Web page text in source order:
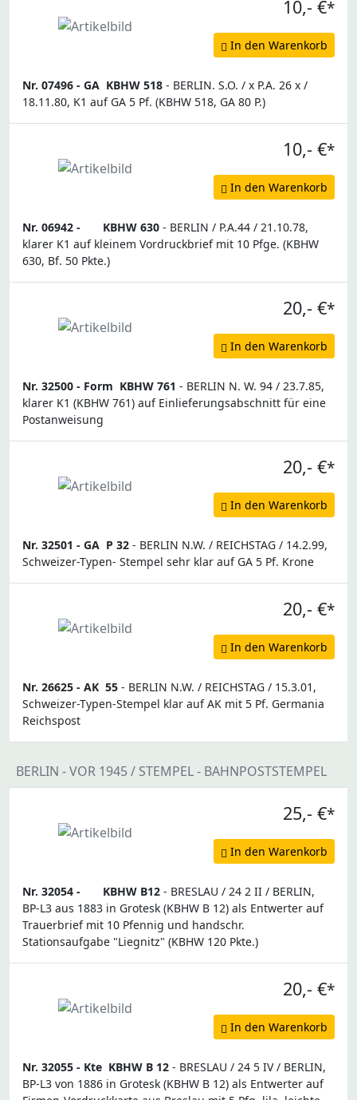
10,- €*
In den Warenkorb
Nr. 07496 - GA KBHW 518 - BERLIN. S.O. / x P.A. 26 x /
18.11.80, K1 auf GA 5 Pf. (KBHW 518, GA 80 P.)
10,- €*
In den Warenkorb
Nr. 06942 - KBHW 630 - BERLIN / P.A.44 / 21.10.78,
klarer K1 auf kleinem Vordruckbrief mit 10 Pfge. (KBHW
630, Bf. 50 Pkte.)
20,- €*
In den Warenkorb
Nr. 32500 - Form KBHW 761 - BERLIN N. W. 94 / 23.7.85,
klarer K1 (KBHW 761) auf Einlieferungsabschnitt für eine
Postanweisung
20,- €*
In den Warenkorb
Nr. 32501 - GA P 32 - BERLIN N.W. / REICHSTAG / 14.2.99,
Schweizer-Typen- Stempel sehr klar auf GA 5 Pf. Krone
20,- €*
In den Warenkorb
Nr. 26625 - AK 55 - BERLIN N.W. / REICHSTAG / 15.3.01,
Schweizer-Typen-Stempel klar auf AK mit 5 Pf. Germania
Reichspost
BERLIN - VOR 1945 / STEMPEL - BAHNPOSTSTEMPEL
25,- €*
In den Warenkorb
Nr. 32054 - KBHW B12 - BRESLAU / 24 2 II / BERLIN,
BP-L3 aus 1883 in Grotesk (KBHW B 12) als Entwerter auf
Trauerbrief mit 10 Pfennig und handschr.
Stationsaufgabe "Liegnitz" (KBHW 120 Pkte.)
20,- €*
In den Warenkorb
Nr. 32055 - Kte KBHW B 12 - BRESLAU / 24 5 IV / BERLIN,
BP-L3 von 1886 in Grotesk (KBHW B 12) als Entwerter auf